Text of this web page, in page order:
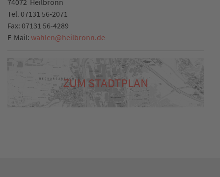
Tel. 07131 56-2071
Fax: 07131 56-4289
E-Mail: wahlen@heilbronn.de
ZUM STADTPLAN